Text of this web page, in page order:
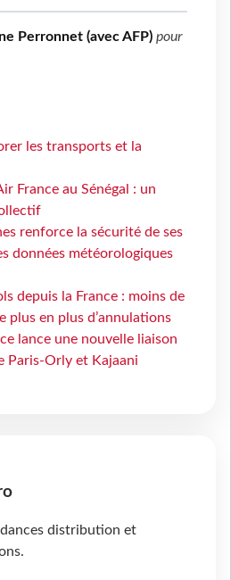
Perronnet (avec AFP) pour
les transports et la
France au Sénégal : un
renforce la sécurité de ses
données météorologiques
depuis la France : moins de
plus en plus d’annulations
lance une nouvelle liaison
Paris-Orly et Kajaani
distribution et